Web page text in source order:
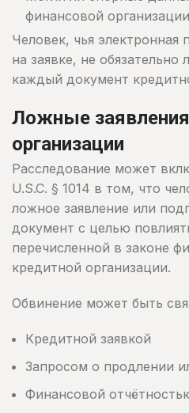
финансовой организации
Человек, чья электронная
на заявке, не обязательно
каждый документ
Ложные
организации
Расследование может
U.S.C. § 1014 в том, что
ложное заявление или
документ с целью
перечисленной в законе
кредитной организации.
Обвинение может быть
Кредитной заявкой
Запросом о продлении
Финансовой